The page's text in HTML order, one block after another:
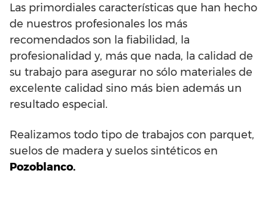
Las primordiales características que han hecho
de nuestros profesionales los más
recomendados son la fiabilidad, la
profesionalidad y, más que nada, la calidad de
su trabajo para asegurar no sólo materiales de
excelente calidad sino más bien además un
resultado especial.
Realizamos todo tipo de trabajos con parquet,
suelos de madera y suelos sintéticos en
Pozoblanco.